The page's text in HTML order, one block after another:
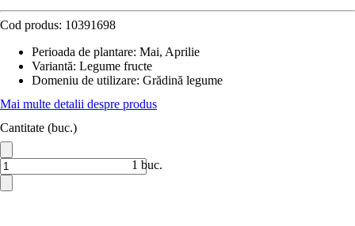
Cod produs: 10391698
Perioada de plantare: Mai, Aprilie
Variantă: Legume fructe
Domeniu de utilizare: Grădină legume
Mai multe detalii despre produs
Cantitate (buc.)
1 buc.